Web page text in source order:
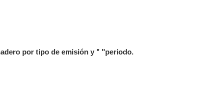
por tipo de emisión y " "periodo.